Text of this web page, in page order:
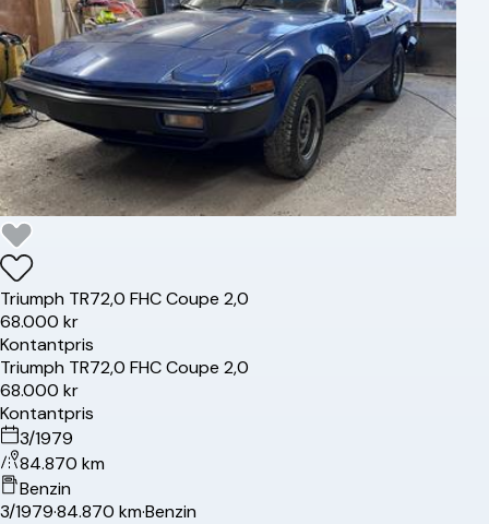
Triumph TR72,0 FHC Coupe 2,0
68.000 kr
Kontantpris
Triumph TR72,0 FHC Coupe 2,0
68.000 kr
Kontantpris
3/1979
84.870 km
Benzin
3/1979·84.870 km·Benzin